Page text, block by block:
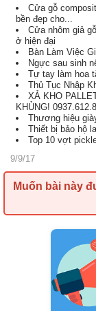
Cửa gỗ
bền đẹp cho...
Cửa nhôm giả
ở hiện đại
Bàn Làm Việc
Ngực sau sinh
Tự tay làm hoa
Thủ Tục Nhập
XẢ KHO
KHỦNG!
Thương hiệu
Thiết bị bảo hộ
Top 10 vợt
9/9/17
Muốn bài này